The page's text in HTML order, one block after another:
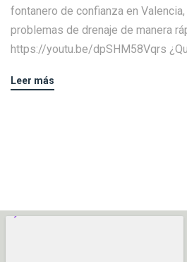
fontanero de confianza en
problemas de drenaje de manera
https://youtu.be/dpSHM58Vqrs
Leer más